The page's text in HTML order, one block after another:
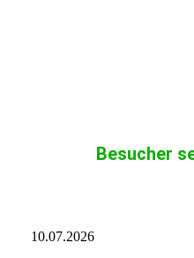
Besucher
10.07.2026